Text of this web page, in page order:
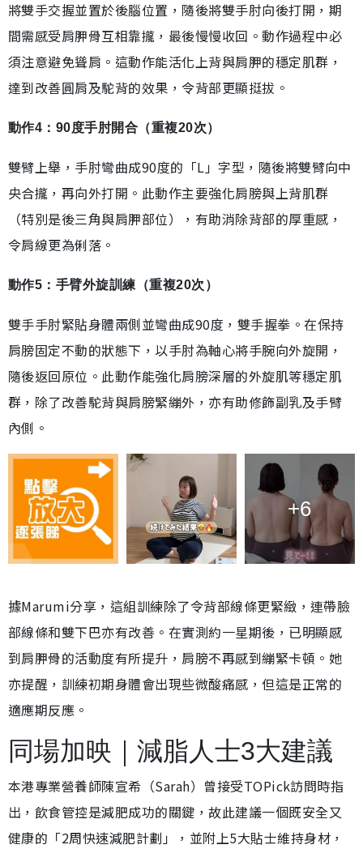
將雙手交握並置於後腦位置，隨後將雙手肘向後打開，期
間需感受肩胛骨互相靠攏，最後慢慢收回。動作過程中必
須注意避免聳肩。這動作能活化上背與肩胛的穩定肌群，
達到改善圓肩及駝背的效果，令背部更顯挺拔。
動作4：90度手肘開合（重複20次）
雙臂上舉，手肘彎曲成90度的「L」字型，隨後將雙臂向中
央合攏，再向外打開。此動作主要強化肩膀與上背肌群
（特別是後三角與肩胛部位），有助消除背部的厚重感，
令肩線更為俐落。
動作5：手臂外旋訓練（重複20次）
雙手手肘緊貼身體兩側並彎曲成90度，雙手握拳。在保持
肩膀固定不動的狀態下，以手肘為軸心將手腕向外旋開，
隨後返回原位。此動作能強化肩膀深層的外旋肌等穩定肌
群，除了改善駝背與肩膀緊繃外，亦有助修飾副乳及手臂
內側。
+6
據Marumi分享，這組訓練除了令背部線條更緊緻，連帶臉
部線條和雙下巴亦有改善。在實測約一星期後，已明顯感
到肩胛骨的活動度有所提升，肩膀不再感到繃緊卡頓。她
亦提醒，訓練初期身體會出現些微酸痛感，但這是正常的
適應期反應。
同場加映｜減脂人士3大建議
本港專業營養師陳宣希（Sarah）曾接受TOPick訪問時指
出，飲食管控是減肥成功的關鍵，故此建議一個既安全又
健康的「2周快速減肥計劃」，並附上5大貼士維持身材，